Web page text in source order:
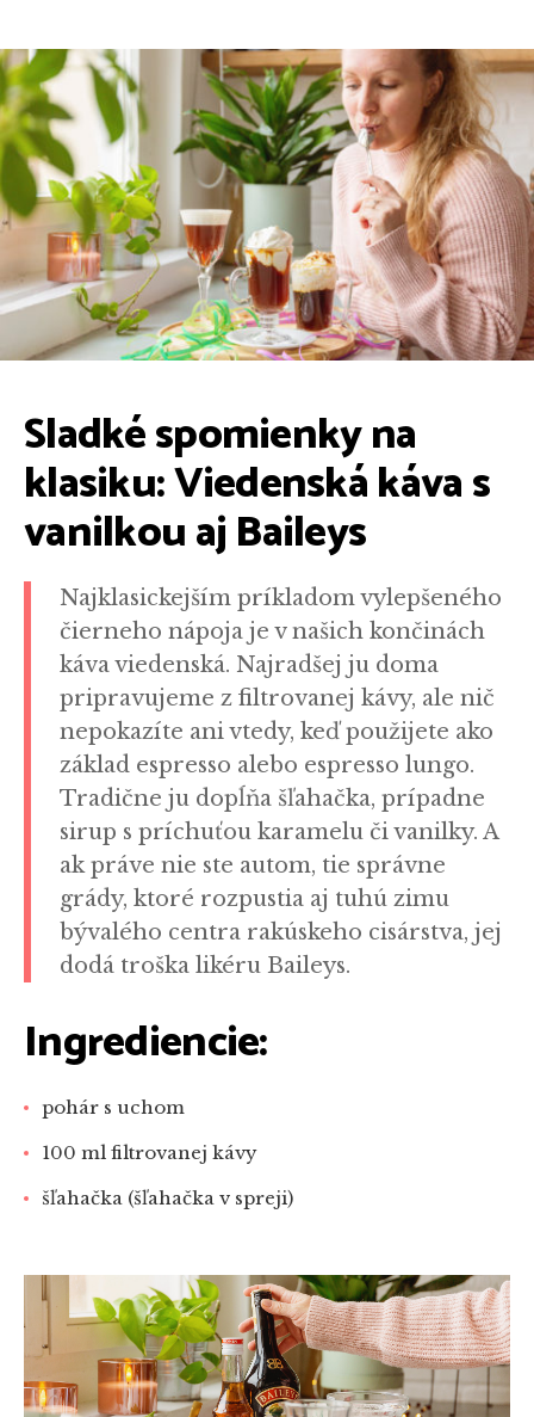
Sladké spomienky na
klasiku: Viedenská káva s
vanilkou aj Baileys
Najklasickejším príkladom vylepšeného
čierneho nápoja je v našich končinách
káva viedenská. Najradšej ju doma
pripravujeme z filtrovanej kávy, ale nič
nepokazíte ani vtedy, keď použijete ako
základ espresso alebo espresso lungo.
Tradične ju dopĺňa šľahačka, prípadne
sirup s príchuťou karamelu či vanilky. A
ak práve nie ste autom, tie správne
grády, ktoré rozpustia aj tuhú zimu
bývalého centra rakúskeho cisárstva, jej
dodá troška likéru Baileys.
Ingrediencie:
pohár s uchom
100 ml filtrovanej kávy
šľahačka (šľahačka v spreji)